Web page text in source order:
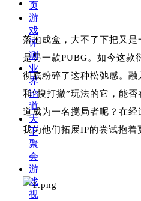
页
游
戏
评
测
业
界
论
道
天
下
聚
会
游
戏
视
落地成盒，大不了下把又是
是另一款PUBG。如今这款
彻底粉碎了这种松弛感。融
和“搜打撤”玩法的它，能
道成为一名搅局者呢？在经
我为他们拓展IP的尝试抱着